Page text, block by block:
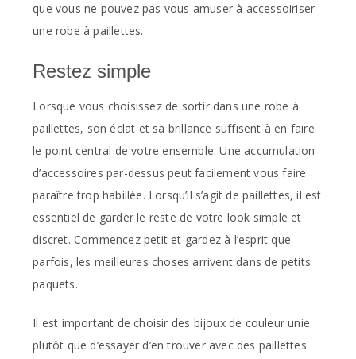
que vous ne pouvez pas vous amuser à accessoiriser
une robe à paillettes.
Restez simple
Lorsque vous choisissez de sortir dans une robe à
paillettes, son éclat et sa brillance suffisent à en faire
le point central de votre ensemble. Une accumulation
d’accessoires par-dessus peut facilement vous faire
paraître trop habillée. Lorsqu’il s’agit de paillettes, il est
essentiel de garder le reste de votre look simple et
discret. Commencez petit et gardez à l’esprit que
parfois, les meilleures choses arrivent dans de petits
paquets.
Il est important de choisir des bijoux de couleur unie
plutôt que d’essayer d’en trouver avec des paillettes